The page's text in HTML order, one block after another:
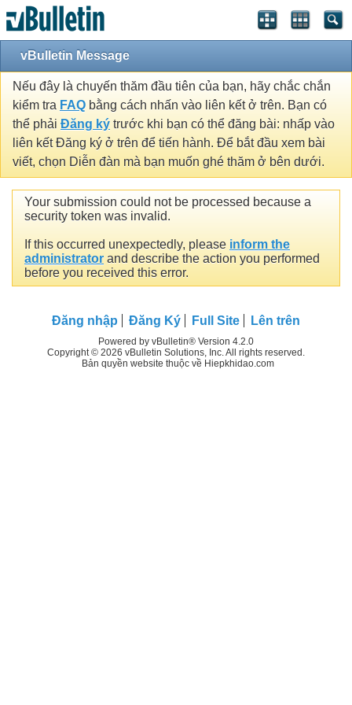
vBulletin Message
Nếu đây là chuyến thăm đầu tiên của bạn, hãy chắc chắn
kiểm tra FAQ bằng cách nhấn vào liên kết ở trên. Bạn có
thể phải Đăng ký trước khi bạn có thể đăng bài: nhấp vào
liên kết Đăng ký ở trên để tiến hành. Để bắt đầu xem bài
viết, chọn Diễn đàn mà bạn muốn ghé thăm ở bên dưới.
Your submission could not be processed because a
security token was invalid.
If this occurred unexpectedly, please inform the
administrator and describe the action you performed
before you received this error.
Đăng nhập Đăng Ký Full Site Lên trên
Powered by vBulletin® Version 4.2.0
Copyright © 2026 vBulletin Solutions, Inc. All rights reserved.
Bản quyền website thuộc về Hiepkhidao.com